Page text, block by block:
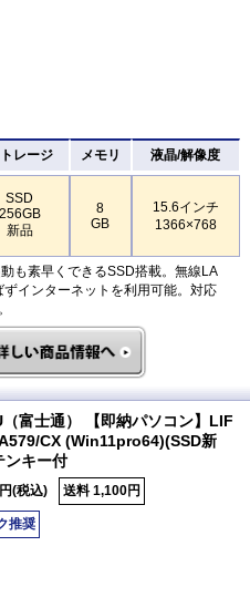
レージ メモリ 液晶/解像度
SSD
256GB
新品
8
GB
15.6インチ
1366×768
も素早くできるSSD搭載。無線LA
インターネットを利用可能。対応
富士通） 【即納パソコン】LIF
CX (Win11pro64)(SSD新
キー付
(税込) 送料 1,100円
推奨